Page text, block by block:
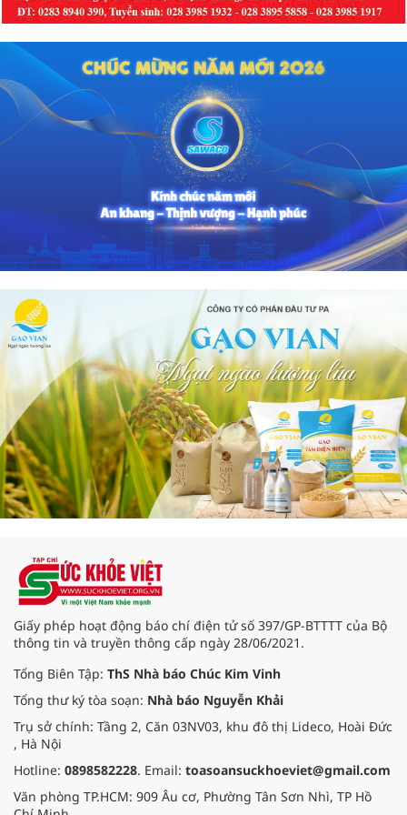
Giấy phép hoạt động báo chí điện tử số 397/GP-BTTTT của Bộ
thông tin và truyền thông cấp ngày 28/06/2021.
Tổng Biên Tập: ThS Nhà báo Chúc Kim Vinh
Tổng thư ký tòa soạn: Nhà báo Nguyễn Khải
Trụ sở chính: Tầng 2, Căn 03NV03, khu đô thị Lideco, Hoài Đức
, Hà Nội
Hotline: 0898582228. Email: toasoansuckhoeviet@gmail.com
Văn phòng TP.HCM: 909 Âu cơ, Phường Tân Sơn Nhì, TP Hồ